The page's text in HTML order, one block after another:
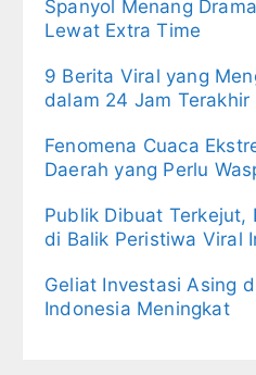
Spanyol Menang
Lewat Extra Time
9 Berita Viral yang
dalam 24 Jam Terakhir
Fenomena Cuaca
Daerah yang Perlu
Publik Dibuat Terkejut,
di Balik Peristiwa Viral
Geliat Investasi Asing
Indonesia Meningkat